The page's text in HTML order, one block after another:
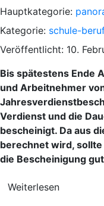
Hauptkategorie:
Kategorie: schule-
Veröffentlicht: 10.
Bis spätestens Ende
und Arbeitnehmer
Verdienst und die
bescheinigt. Da aus
berechnet wird,
die Bescheinigung
Weiterlesen